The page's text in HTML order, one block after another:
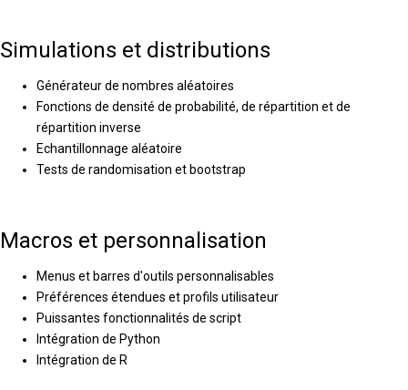
Simulations et distributions
Générateur de nombres aléatoires
Fonctions de densité de probabilité, de répartition et de
répartition inverse
Echantillonnage aléatoire
Tests de randomisation et bootstrap
Macros et personnalisation
Menus et barres d'outils personnalisables
Préférences étendues et profils utilisateur
Puissantes fonctionnalités de script
Intégration de Python
Intégration de R